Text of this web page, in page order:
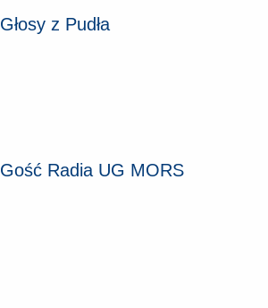
Głosy z Pudła
Gość Radia UG MORS